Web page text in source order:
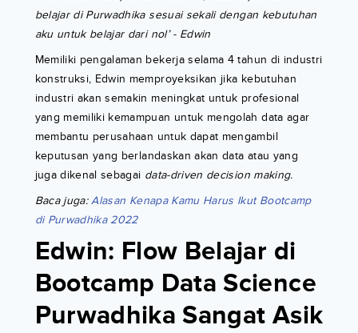
belajar di Purwadhika sesuai sekali dengan kebutuhan
aku untuk belajar dari nol’ - Edwin
Memiliki pengalaman bekerja selama 4 tahun di industri
konstruksi, Edwin memproyeksikan jika kebutuhan
industri akan semakin meningkat untuk profesional
yang memiliki kemampuan untuk mengolah data agar
membantu perusahaan untuk dapat mengambil
keputusan yang berlandaskan akan data atau yang
juga dikenal sebagai data-driven decision making.
Baca juga: Alasan Kenapa Kamu Harus Ikut Bootcamp
di Purwadhika 2022
Edwin: Flow Belajar di
Bootcamp Data Science
Purwadhika Sangat Asik